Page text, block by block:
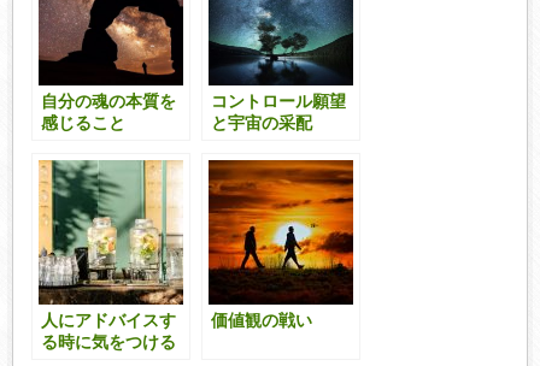
自分の魂の本質を
感じること
コントロール願望
と宇宙の采配
人にアドバイスす
る時に気をつける
価値観の戦い